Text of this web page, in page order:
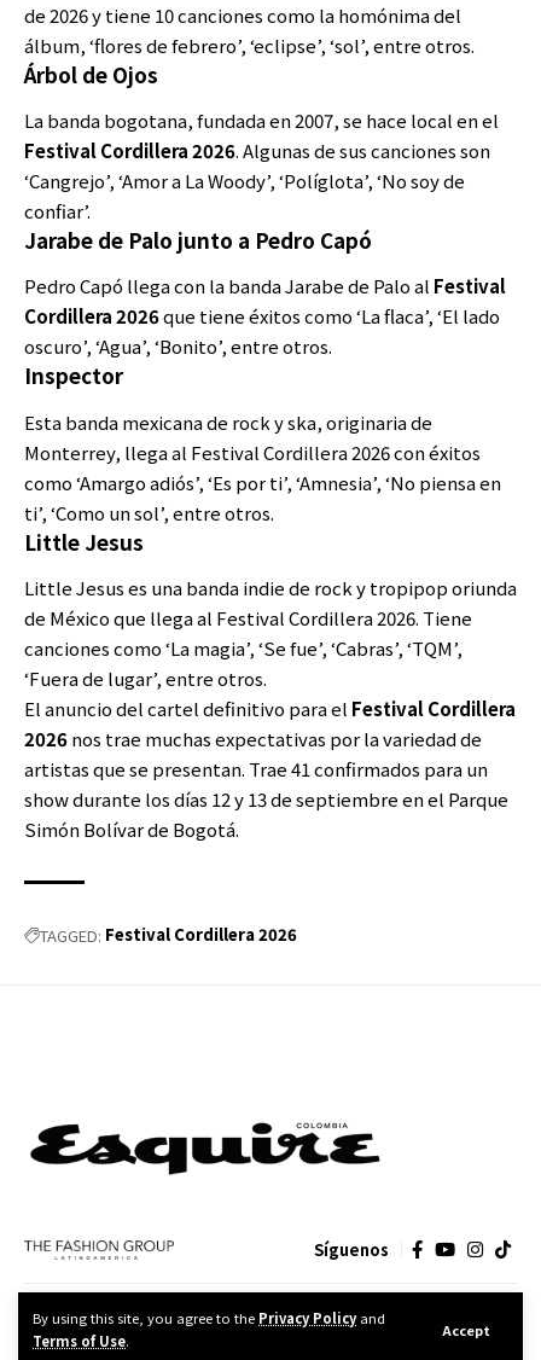
By using this site, you agree to the Privacy Policyand
Terms of Use.
Accept
de 2026 y tiene 10 canciones como la homónima del
álbum, ‘flores de febrero’, ‘eclipse’, ‘sol’, entre otros.
Árbol de Ojos
La banda bogotana, fundada en 2007, se hace local en el
Festival Cordillera 2026. Algunas de sus canciones son
‘Cangrejo’, ‘Amor a La Woody’, ‘Políglota’, ‘No soy de
confiar’.
Jarabe de Palo junto a Pedro Capó
Pedro Capó llega con la banda Jarabe de Palo al Festival
Cordillera 2026que tiene éxitos como ‘La flaca’, ‘El lado
oscuro’, ‘Agua’, ‘Bonito’, entre otros.
Inspector
Esta banda mexicana de rock y ska, originaria de
Monterrey, llega al Festival Cordillera 2026 con éxitos
como ‘Amargo adiós’, ‘Es por ti’, ‘Amnesia’, ‘No piensa en
ti’, ‘Como un sol’, entre otros.
Little Jesus
Little Jesus es una banda indie de rock y tropipop oriunda
de México que llega al Festival Cordillera 2026. Tiene
canciones como ‘La magia’, ‘Se fue’, ‘Cabras’, ‘TQM’,
‘Fuera de lugar’, entre otros.
El anuncio del cartel definitivo para el Festival Cordillera
2026nos trae muchas expectativas por la variedad de
artistas que se presentan. Trae 41 confirmados para un
show durante los días 12 y 13 de septiembre en el Parque
Simón Bolívar de Bogotá.
TAGGED: Festival Cordillera 2026
Síguenos
FASHION GROUP DISEÑO Y PUBLICIDAD, S.A. de C.V.
CONTACTO MEDIA KIT POLÍTICA DE PRIVACIDAD